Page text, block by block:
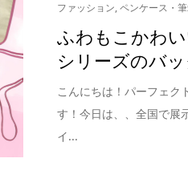
ファッション,ペンケース・
ふわもこかわ
シリーズのバ
こんにちは！パーフェク
す！今日は、、全国で展
イ...